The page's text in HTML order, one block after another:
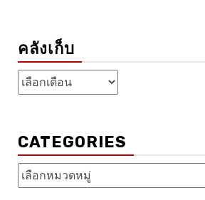
คลังเก็บ
คลัง
เก็บ
CATEGORIES
Categories